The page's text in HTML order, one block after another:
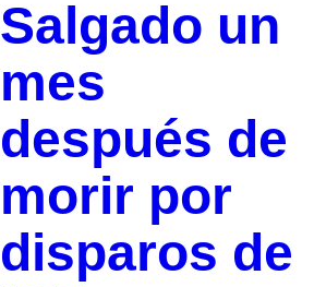
Salgado un
mes
después de
morir por
disparos de